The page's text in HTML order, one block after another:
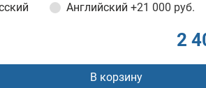
Английский +21 000 руб.
2
В корзину